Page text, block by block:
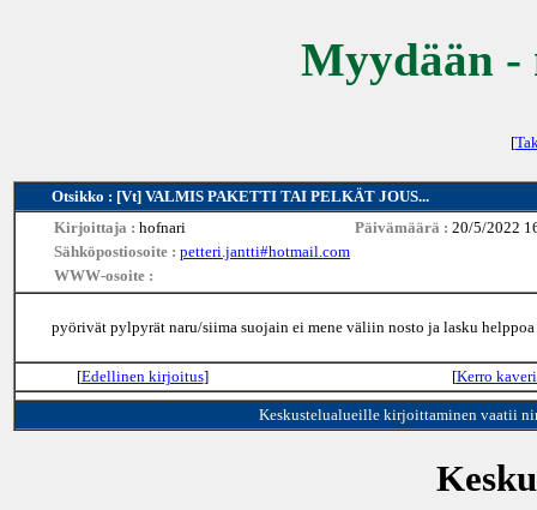
Myydään -
[
Otsikko : [Vt] VALMIS PAKETTI TAI PELKÄT JOUS...
Kirjoittaja : hofnari Päivämäärä : 20/5/2022
Sähköpostiosoite : petteri.jantti#hotmail.com
WWW-osoite :
pyörivät pylpyrät naru/siima suojain ei mene väliin nosto ja lasku
[Edellinen kirjoitus] [Kerro
Keskustelualueille kirjoittaminen vaatii